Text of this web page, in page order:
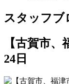
スタッフブ
【古賀市
24日